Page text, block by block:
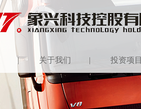
| 关于我们 | 投资项